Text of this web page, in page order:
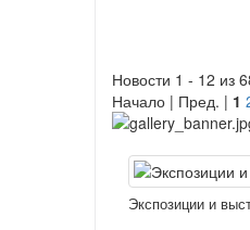
Новости 1 - 12 из
Начало | Пред. | 1
Экспозиции и